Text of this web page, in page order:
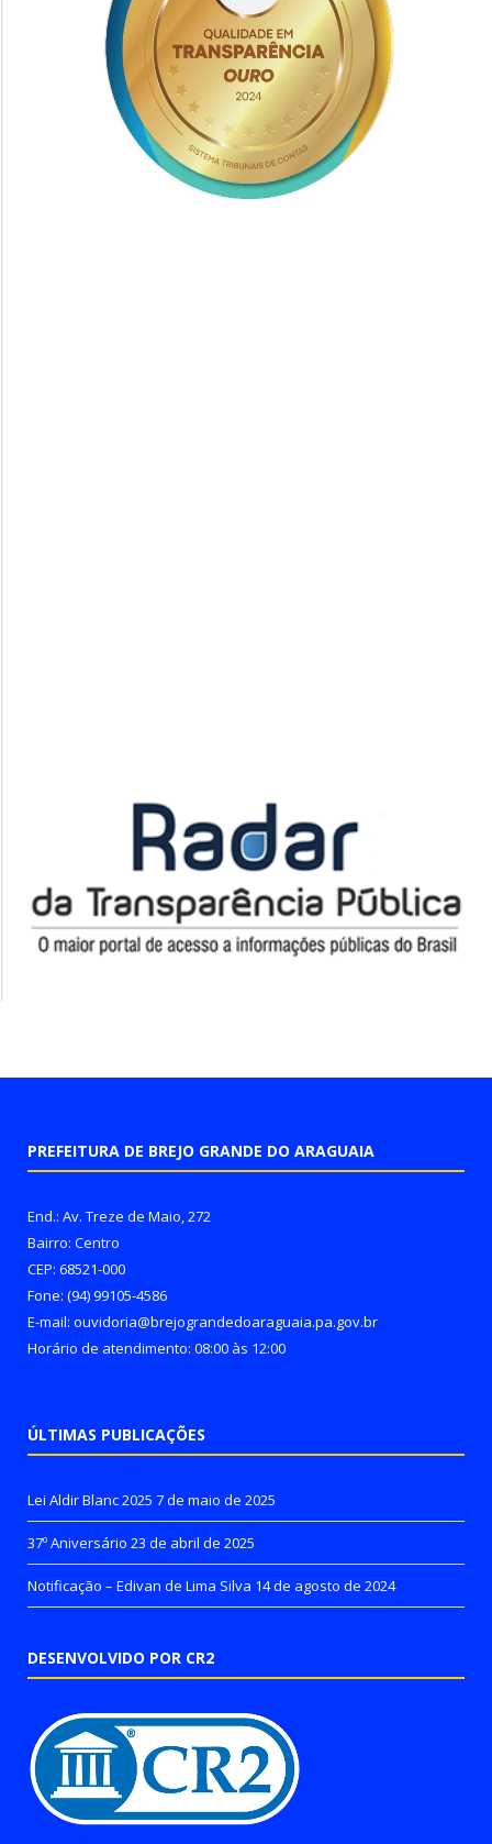
PREFEITURA DE BREJO GRANDE DO ARAGUAIA
End.: Av. Treze de Maio, 272
Bairro: Centro
CEP: 68521-000
Fone: (94) 99105-4586
E-mail: ouvidoria@brejograndedoaraguaia.pa.gov.br
Horário de atendimento: 08:00 às 12:00
ÚLTIMAS PUBLICAÇÕES
Lei Aldir Blanc 2025 7 de maio de 2025
37º Aniversário 23 de abril de 2025
Notificação – Edivan de Lima Silva 14 de agosto de 2024
DESENVOLVIDO POR CR2